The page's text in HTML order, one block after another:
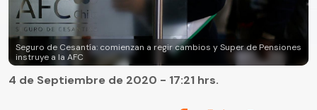
Seguro de Cesantía: comienzan a regir cambios y Super de Pensiones
instruye a la AFC
4 de Septiembre de 2020 - 17:21 hrs.